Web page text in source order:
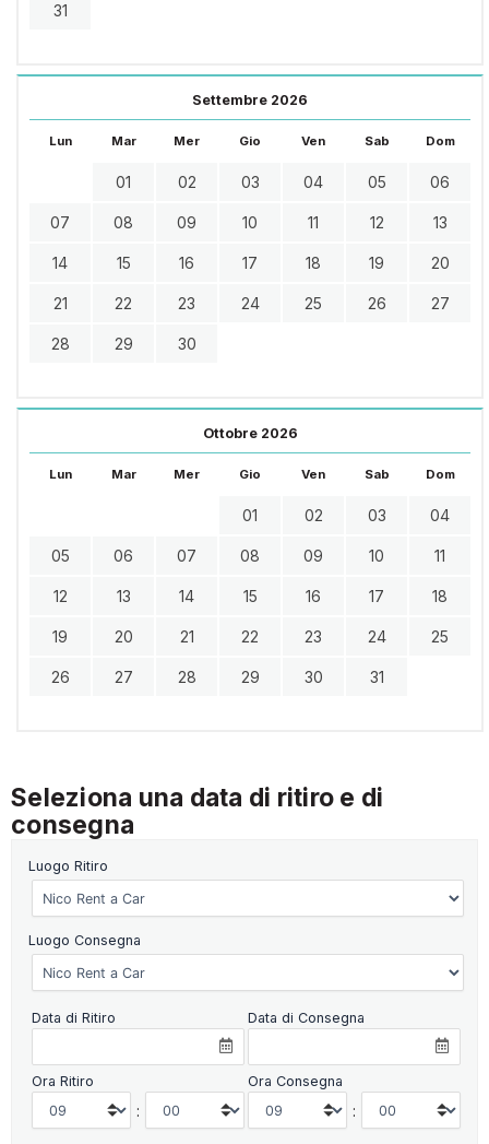
31
Settembre 2026
Lun Mar Mer Gio Ven Sab Dom
01 02 03 04 05 06
07 08 09 10 11 12 13
14 15 16 17 18 19 20
21 22 23 24 25 26 27
28 29 30
Ottobre 2026
Lun Mar Mer Gio Ven Sab Dom
01 02 03 04
05 06 07 08 09 10 11
12 13 14 15 16 17 18
19 20 21 22 23 24 25
26 27 28 29 30 31
Seleziona una data di ritiro e di
consegna
Luogo Ritiro
Luogo Consegna
Data di Ritiro
Ora Ritiro
:
Data di Consegna
Ora Consegna
: